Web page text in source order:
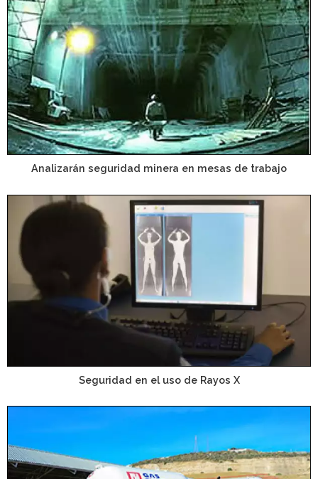
Analizarán seguridad minera en mesas de trabajo
Seguridad en el uso de Rayos X